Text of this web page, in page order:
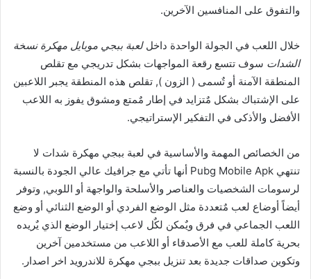
والتفوق على المنافسين الآخرين.
خلال اللعب في الجولة الواحدة داخللعبة ببجي موبايل مهكرة نسخة
الشدات سوف تتسع رقعة المواجهات بشكل تدريجي مع تقلص
المنطقة الآمنة أو تٌسمى ( الزون ), تقلص هذه المنطقة يجبر اللاعبين
على الإشتباك بشكل مٌتزايد في إطار مٌمتع ومشوق يفوز به اللاعب
الأفضل والأذكى في التفكير الإستراتيجي.
من الخصائص المهمة والأساسية في لعبة ببجي مهكرة شدات لا
تنتهي Pubg Mobile Apk أنها تأتي مع جرافيك عالي الجودة بالنسبة
لرسومات الشخصيات والعناصر والأسلحة والواجهة أو اللوبي, وتوفر
أيضاً أوضاع لعب مٌتعددة مثل الوضع الفردي أو الوضع الثنائي أو وضع
اللعب الجماعي في فرق ويٌمكن لكٌل لاعب إختيار الوضع الذي يٌريده
بحرية كاملة للعب مع الأصدقاء أو اللاعب من مستخدمين آخرين
وتكوين صداقات جديدة بعد تنزيل ببجي مهكرة للاندرويد اخر اصدار.